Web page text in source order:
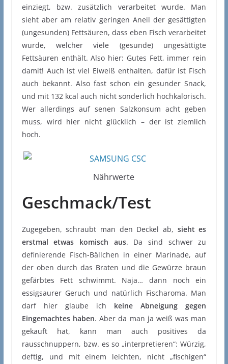
einziegt, bzw. zusätzlich verarbeitet wurde. Man
sieht aber am relativ geringen Aneil der gesättigten
(ungesunden) Fettsäuren, dass eben Fisch verarbeitet
wurde, welcher viele (gesunde) ungesättigte
Fettsäuren enthält. Also hier: Gutes Fett, immer rein
damit! Auch ist viel Eiweiß enthalten, dafür ist Fisch
auch bekannt. Also fast schon ein gesunder Snack,
und mit 132 kcal auch nicht sonderlich hochkalorisch.
Wer allerdings auf senen Salzkonsum acht geben
muss, wird hier nicht glücklich – der ist ziemlich
hoch.
Nährwerte
Geschmack/Test
Zugegeben, schraubt man den Deckel ab, sieht es
erstmal etwas komisch aus. Da sind schwer zu
definierende Fisch-Bällchen in einer Marinade, auf
der oben durch das Braten und die Gewürze braun
gefärbtes Fett schwimmt. Naja… dann noch ein
essigsaurer Geruch und natürlich Fischaroma. Man
darf hier glaube ich keine Abneigung gegen
Eingemachtes haben. Aber da man ja weiß was man
gekauft hat, kann man auch positives da
rausschnuppern, bzw. es so „interpretieren“: Würzig,
deftig, und mit einem leichten, nicht „fischigen“